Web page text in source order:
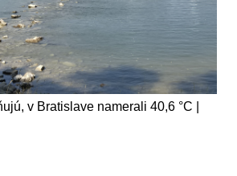
v Bratislave namerali 40,6 °C |